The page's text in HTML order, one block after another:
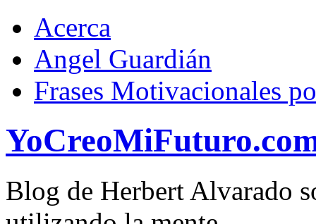
Acerca
Angel Guardián
Frases Motivacionales
Blog de Herbert Alvarado